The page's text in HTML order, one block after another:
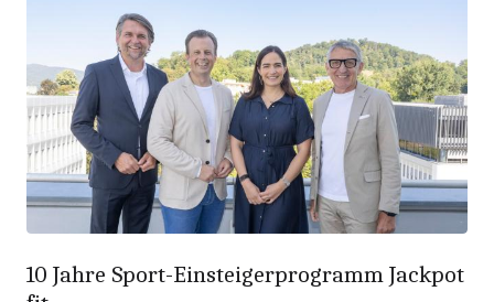
10 Jahre Sport-Einsteigerprogramm Jackpot